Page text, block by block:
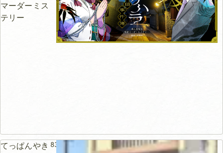
マーダーミス
テリー
てっぱんやき 83m